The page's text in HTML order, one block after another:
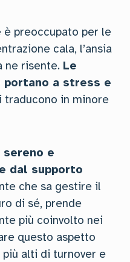
è preoccupato per le
cala, l’ansia
ne risente. Le
a stress e
traducono in minore
e
dal supporto
che sa gestire il
di sé, prende
più coinvolto nei
questo aspetto
alti di turnover e